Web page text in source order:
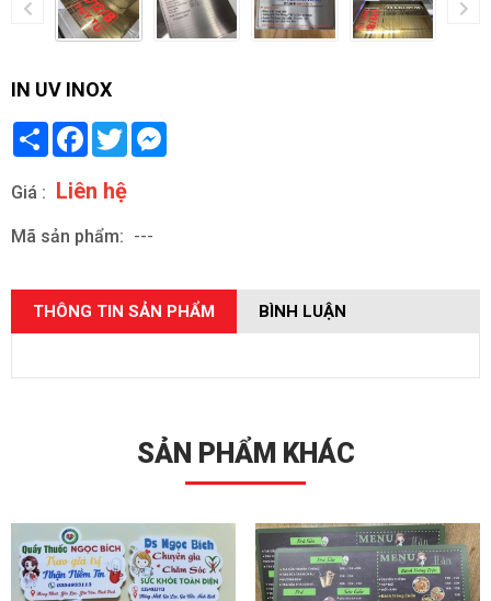
IN UV INOX
Share Facebook
Twitter
Giá : Liên hệ
Mã sản phẩm: ---
THÔNG TIN SẢN PHẨM BÌNH LUẬN
SẢN PHẨM KHÁC